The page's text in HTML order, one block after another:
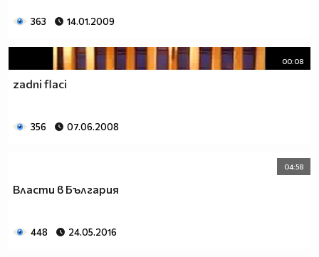
363 14.01.2009
00:08
zadni flaci
356 07.06.2008
04:58
Власти в България
448 24.05.2016